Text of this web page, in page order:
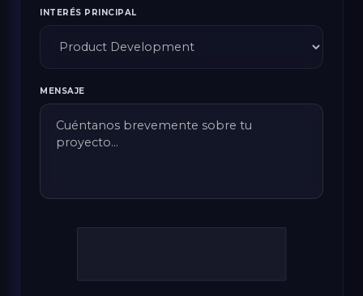
INTERÉS PRINCIPAL
MENSAJE